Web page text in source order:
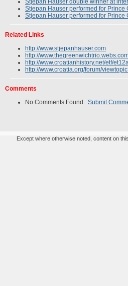
Stjepan Hauser double winner at
Stjepan Hauser performed for
Stjepan Hauser performed for
Related Links
http://www.stjepanhauser.com
http://
http://www.croatianhistory.net/etf/
http://www.croatia.org/forum/
Comments
No Comments Found. Submit
Except where otherwise noted, content on